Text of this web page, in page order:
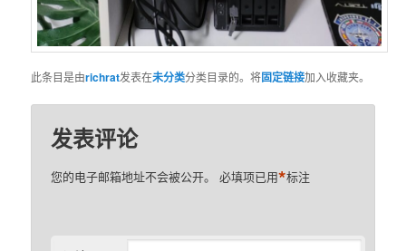
此条目是由richrat发表在未分类分类目录的。将固定链接加入收藏夹。
发表评论
您的电子邮箱地址不会被公开。 必填项已用*标注